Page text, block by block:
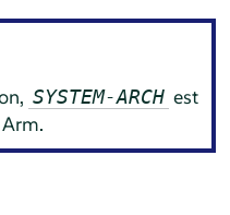
SYSTEM-ARCH est